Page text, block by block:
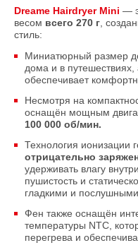
Dreame Нairdryer Mini —
весом всего 270 г ,
стиль:
Миниатюрный размер
дома и в
обеспечивает
Несмотря на
оснащён мощным
100 000 об/мин.
Технология ионизации
отрицательно
удерживать влагу
пушистость и
гладкими и послушными
Фен также оснащён
температуры NTC,
перегрева и